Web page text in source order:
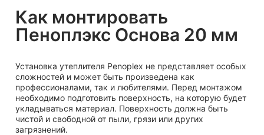
Как монтировать
Пеноплэкс Основа 20 мм
Установка утеплителя Penoplex не представляет особых
сложностей и может быть произведена как
профессионалами, так и любителями. Перед монтажом
необходимо подготовить поверхность, на которую будет
укладываться материал. Поверхность должна быть
чистой и свободной от пыли, грязи или других
загрязнений.